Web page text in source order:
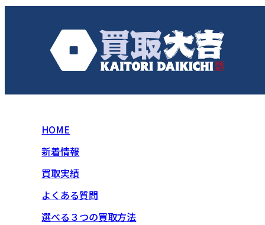
HOME
新着情報
買取実績
よくある質問
選べる３つの買取方法